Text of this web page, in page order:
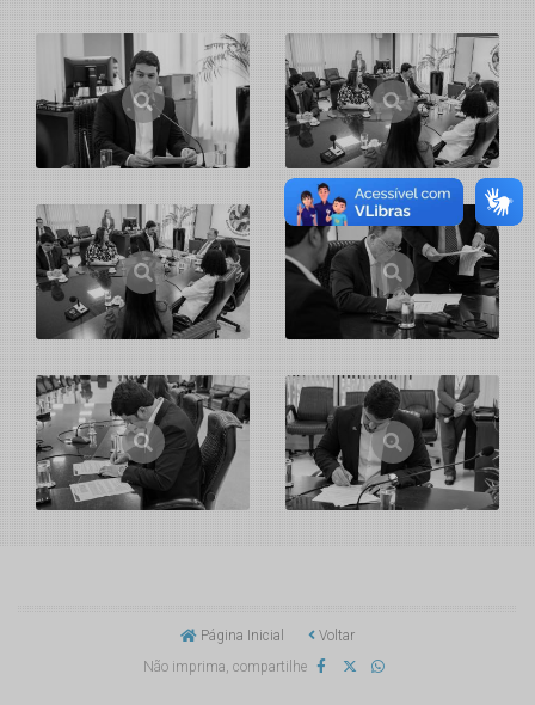
Página Inicial
Voltar
Não imprima, compartilhe